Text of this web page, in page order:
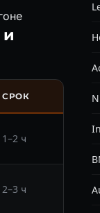
и
СРОК
1–2 ч
2–3 ч